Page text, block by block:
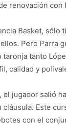
renovación con
Basket,
Pero Parra
taronja tanto
calidad y
el jugador salió
cláusula. Este
con el